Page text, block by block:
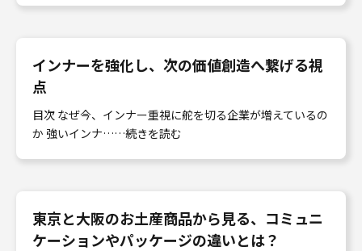
インナーを強化し、次の価値創造へ繋げる視
点
目次 なぜ今、インナー重視に舵を切る企業が増えているの
か 強いインナ……続きを読む
東京と大阪のお土産商品から見る、コミュニ
ケーションやパッケージの違いとは？